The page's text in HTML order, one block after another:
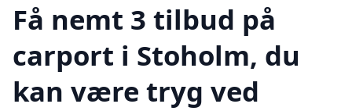
Få nemt 3 tilbud på
carport i Stoholm, du
kan være tryg ved